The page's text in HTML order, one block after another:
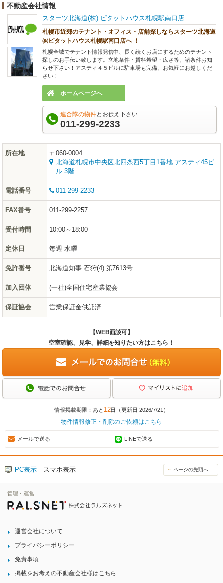
不動産会社情報
スターツ北海道(株) ピタットハウス札幌駅南口店
札幌市近郊のテナント・オフィス・店舗探しならスターツ北海道
㈱ピタットハウス札幌駅南口店へ ！
札幌全域でテナント情報発信中、長く続くお店にするためのテナント
探しのお手伝い致します。立地条件・賃料希望・広さ等、諸条件お知
らせ下さい！アスティ４５ビルに駐車場も完備、お気軽にお越しくだ
さい！
ホームページへ
連合隊の物件とお伝え下さい
011-299-2233
所在地
〒060-0004
北海道札幌市中央区北四条西5丁目1番地 アスティ45ビ
ル 3階
電話番号 011-299-2233
FAX番号 011-299-2257
受付時間 10:00～18:00
定休日 毎週 水曜
免許番号 北海道知事 石狩(4) 第7613号
加入団体 (一社)全国住宅産業協会
保証協会 営業保証金供託済
【WEB面談可】
空室確認、見学、詳細を知りたい方はこちら！
情報掲載期限：あと 12日（更新日 2026/7/21）
物件情報修正・削除のご依頼はこちら
メールで送る LINEで送る
PC表示 ｜スマホ表示 ページの先頭へ
運営会社について
プライバシーポリシー
免責事項
掲載をお考えの不動産会社様はこちら